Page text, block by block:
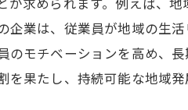
業は、従業員が地域の生
モチベーションを高め、
果たし、持続可能な地域